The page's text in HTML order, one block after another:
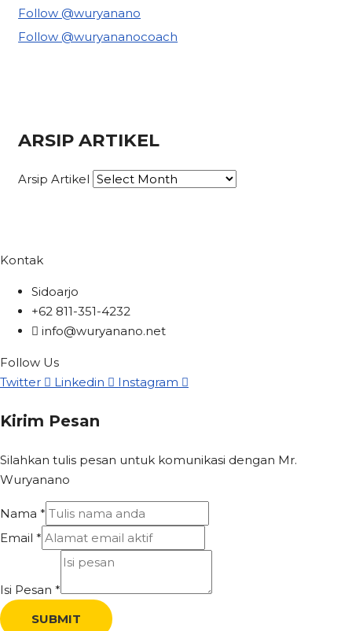
Follow @wuryanano
Follow @wuryananocoach
ARSIP ARTIKEL
Arsip Artikel
Kontak
Sidoarjo
+62 811-351-4232
info@wuryanano.net
Follow Us
Twitter
Linkedin Instagram
Kirim Pesan
Silahkan tulis pesan untuk komunikasi dengan Mr.
Wuryanano
Nama *
Email *
Isi Pesan *
SUBMIT